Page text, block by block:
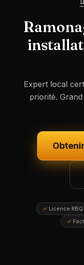
Expert local
priorité.
✓ Licence
✓